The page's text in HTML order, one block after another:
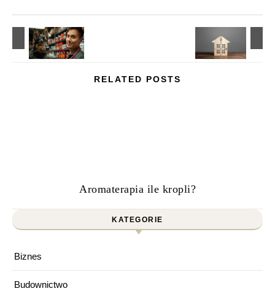
RELATED POSTS
Aromaterapia ile kropli?
KATEGORIE
Biznes
Budownictwo